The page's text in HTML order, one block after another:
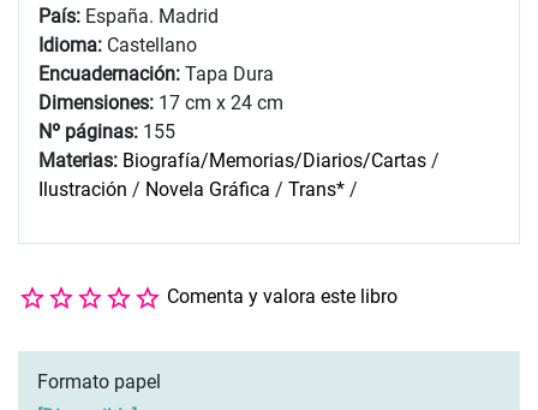
País: España. Madrid
Idioma: Castellano
Encuadernación: Tapa Dura
Dimensiones: 17 cm x 24 cm
Nº páginas: 155
Materias: Biografía/Memorias/Diarios/Cartas /
Ilustración / Novela Gráfica / Trans* /
Comenta y valora este libro
Formato papel